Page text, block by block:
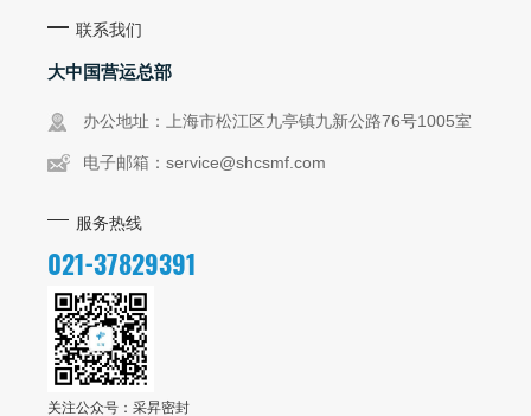
联系我们
大中国营运总部
办公地址：上海市松江区九亭镇九新公路76号1005室
电子邮箱： service@shcsmf.com
服务热线
021-37829391
关注公众号：采昇密封